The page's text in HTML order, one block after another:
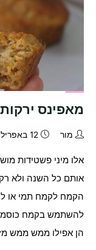
מאפינס ירקות
מור 12 באפריל 2020
אלו מיני פשטידות
אותם כל השנה ולא
הקמח לקמח תמי או
הן אפילו ממש ממש